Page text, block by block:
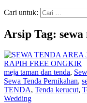
Cari untuk:
Arsip Tag:
meja taman dan tenda,
Sewa Tenda Pernikahan,
TENDA, Tenda kerucut,
Wedding